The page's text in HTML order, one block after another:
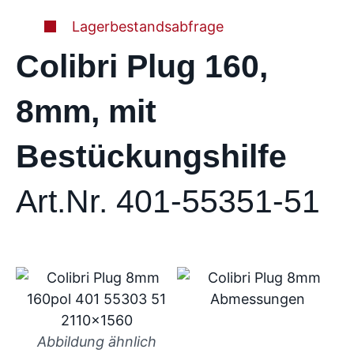
Lagerbestandsabfrage
Colibri Plug 160,
8mm, mit
Bestückungshilfe
Art.Nr. 401-55351-51
Abbildung ähnlich